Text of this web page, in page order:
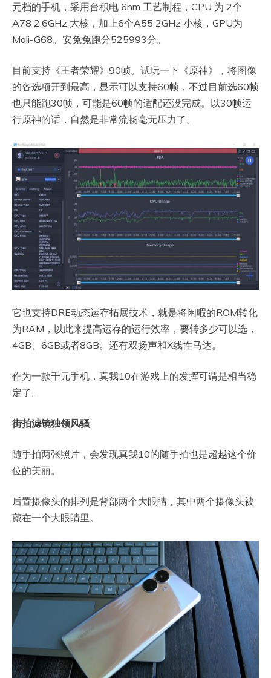
元档的手机，采用台积电 6nm 工艺制程，CPU 为 2个
A78 2.6GHz 大核，加上6个A55 2GHz 小核，GPU为
Mali-G68。安兔兔跑分525993分。
目前支持《王者荣耀》90帧。试玩一下《原神》，将图像
的各选项开到最高，显示可以支持60帧，不过目前选60帧
也只能跑30帧，可能是60帧的适配还没完成。以30帧运
行原神的话，自然是非常流畅毫无压力了。
它也支持DRE动态运存拓展技术，就是将闲暇的ROM转化
为RAM，以此来提高运存的运行效率，要转多少可以选，
4GB、6GB或者8GB。还有双扬声和X线性马达。
作为一款千元手机，真我10在游戏上的发挥可谓是相当稳
定了。
街拍滤镜独领风骚
随手拍两张照片，会发现真我10的随手拍也是超越这个价
位的美丽。
后置摄像头的排列是背部两个大眼睛，其中两个摄像头被
藏在一个大眼睛里。